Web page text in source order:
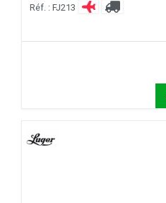
Réf. : FJ213